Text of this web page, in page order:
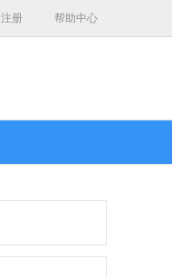
注册 帮助中心